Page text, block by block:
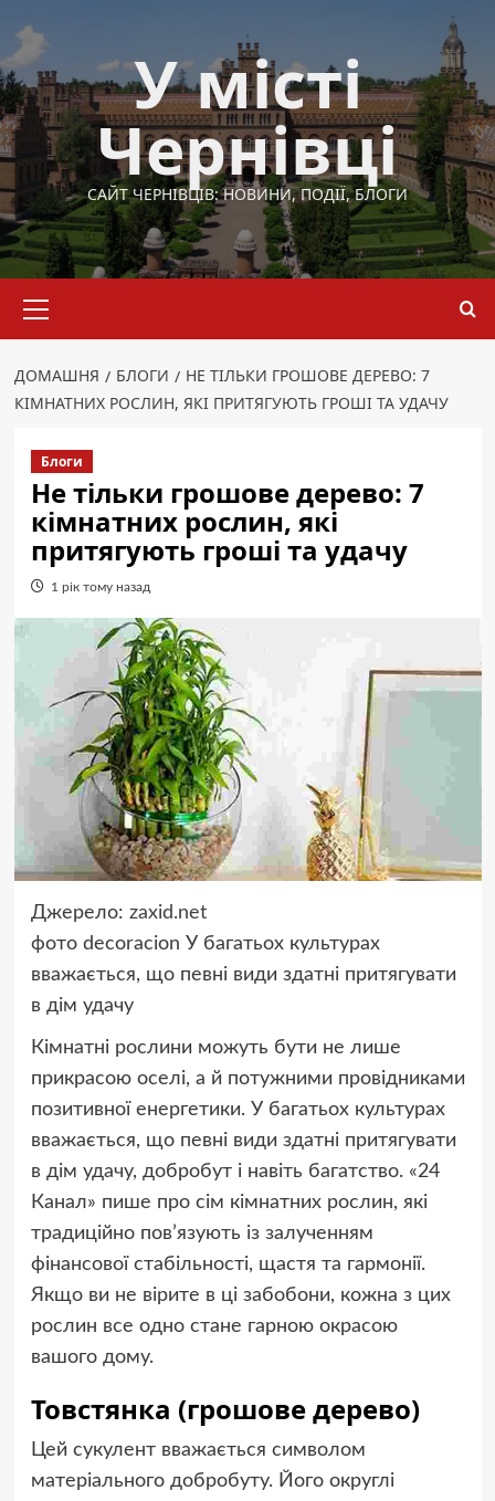
до
вмісту
У місті
Чернівці
САЙТ ЧЕРНІВЦІВ: НОВИНИ, ПОДІЇ, БЛОГИ
меню
ДОМАШНЯ БЛОГИ
НЕ ТІЛЬКИ ГРОШОВЕ ДЕРЕВО: 7
КІМНАТНИХ РОСЛИН, ЯКІ ПРИТЯГУЮТЬ ГРОШІ ТА УДАЧУ
Блоги
Не тільки грошове дерево: 7
кімнатних рослин, які
притягують гроші та удачу
1 рік тому назад
Джерело: zaxid.net
фото decoracion У багатьох культурах
вважається, що певні види здатні притягувати
в дім удачу
Кімнатні рослини можуть бути не лише
прикрасою оселі, а й потужними провідниками
позитивної енергетики. У багатьох культурах
вважається, що певні види здатні притягувати
в дім удачу, добробут і навіть багатство. «24
Канал» пише про сім кімнатних рослин, які
традиційно пов’язують із залученням
фінансової стабільності, щастя та гармонії.
Якщо ви не вірите в ці забобони, кожна з цих
рослин все одно стане гарною окрасою
вашого дому.
Товстянка (грошове дерево)
Цей сукулент вважається символом
матеріального добробуту. Його округлі